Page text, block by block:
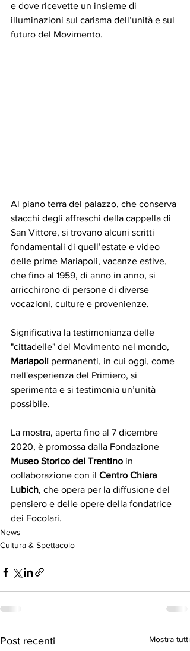
e dove ricevette un insieme di
illuminazioni sul carisma dell’unità e sul
futuro del Movimento.
Al piano terra del palazzo, che conserva
stacchi degli affreschi della cappella di
San Vittore, si trovano alcuni scritti
fondamentali di quell’estate e video
delle prime Mariapoli, vacanze estive,
che fino al 1959, di anno in anno, si
arricchirono di persone di diverse
vocazioni, culture e provenienze.
Significativa la testimonianza delle
"cittadelle" del Movimento nel mondo,
Mariapoli permanenti, in cui oggi, come
nell'esperienza del Primiero, si
sperimenta e si testimonia un’unità
possibile.
La mostra, aperta fino al 7 dicembre
2020, è promossa dalla Fondazione
Museo Storico del Trentino in
collaborazione con il Centro Chiara
Lubich, che opera per la diffusione del
pensiero e delle opere della fondatrice
dei Focolari.
News
Cultura & Spettacolo
Post recenti Mostra tutti